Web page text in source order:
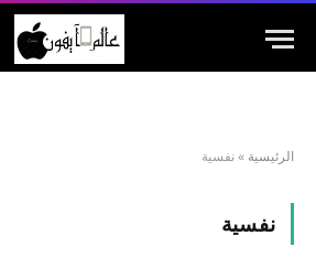
الرئيسية »نفسية
نفسية